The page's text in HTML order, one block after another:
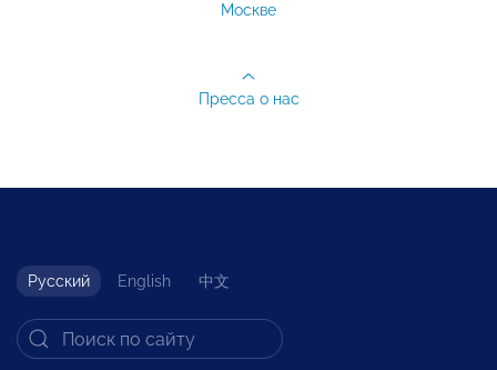
Москве
Пресса о нас
Русский English 中文